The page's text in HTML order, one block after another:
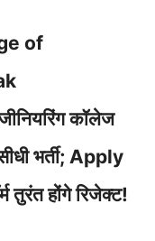
of
कॉलेज
भर्ती; Apply
तुरंत होंगे रिजेक्ट!